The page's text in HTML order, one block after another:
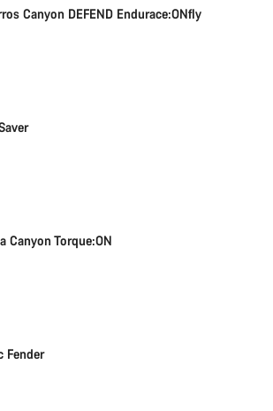
Canyon DEFEND Endurace:ONfly
Canyon Torque:ON
Fender